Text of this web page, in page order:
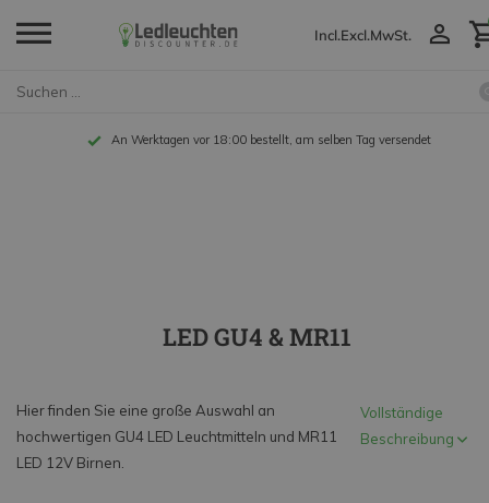
Incl.Excl.MwSt.
An Werktagen vor 18:00 bestellt, am selben Tag versendet
LED GU4 & MR11
Hier finden Sie eine große Auswahl an
hochwertigen GU4 LED Leuchtmitteln und MR11
LED 12V Birnen.
Vollständige
Beschreibung